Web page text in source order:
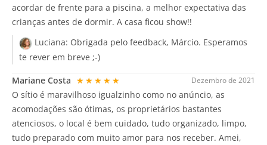
acordar de frente para a piscina, a melhor expectativa das
crianças antes de dormir. A casa ficou show!!
Luciana: Obrigada pelo feedback, Márcio. Esperamos
te rever em breve ;-)
Dezembro de 2021
Mariane Costa ★★★★★
O sítio é maravilhoso igualzinho como no anúncio, as
acomodações são ótimas, os proprietários bastantes
atenciosos, o local é bem cuidado, tudo organizado, limpo,
tudo preparado com muito amor para nos receber. Amei,